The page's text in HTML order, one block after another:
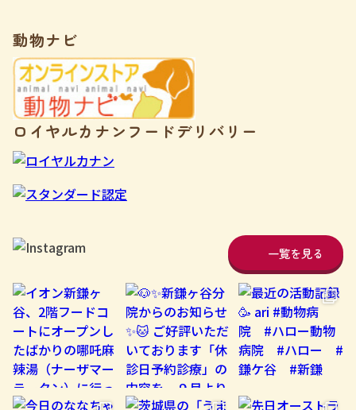
一覧を見る
動物ナビ
ロイヤルカナンフードデリバリー